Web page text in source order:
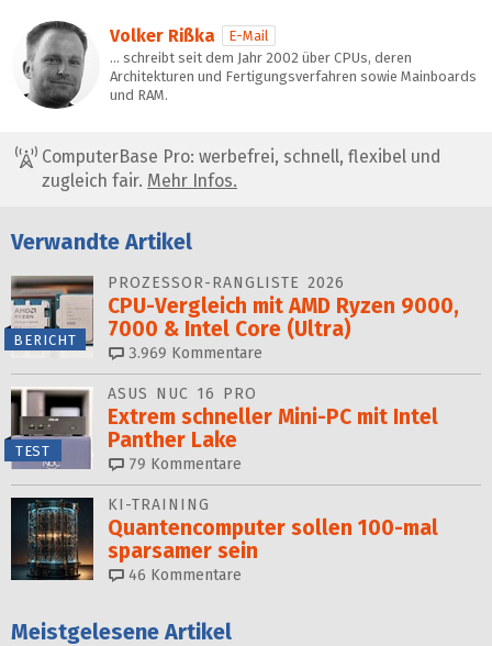
Volker Rißka
E-Mail
… schreibt seit dem Jahr 2002 über CPUs, deren
Architekturen und Fertigungsverfahren sowie Mainboards
und RAM.
ComputerBase Pro: werbefrei, schnell, flexibel und
zugleich fair. Mehr Infos.
Verwandte Artikel
BERICHT
PROZESSOR-RANGLISTE 2026
CPU-Vergleich mit AMD Ryzen 9000,
7000 & Intel Core (Ultra)
3.969 Kommentare
TEST
ASUS NUC 16 PRO
Extrem schneller Mini-PC mit Intel
Panther Lake
79 Kommentare
KI-TRAINING
Quantencomputer sollen 100-mal
sparsamer sein
46 Kommentare
Meistgelesene Artikel